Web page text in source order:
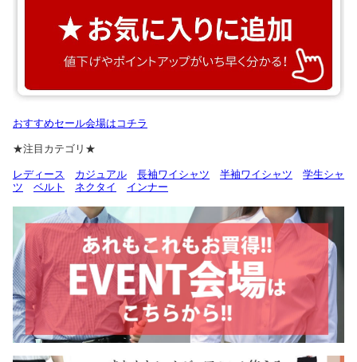
おすすめセール会場はコチラ
★注目カテゴリ★
レディース カジュアル 長袖ワイシャツ 半袖ワイシャツ
学生シャ
ツ
ベルト ネクタイ インナー